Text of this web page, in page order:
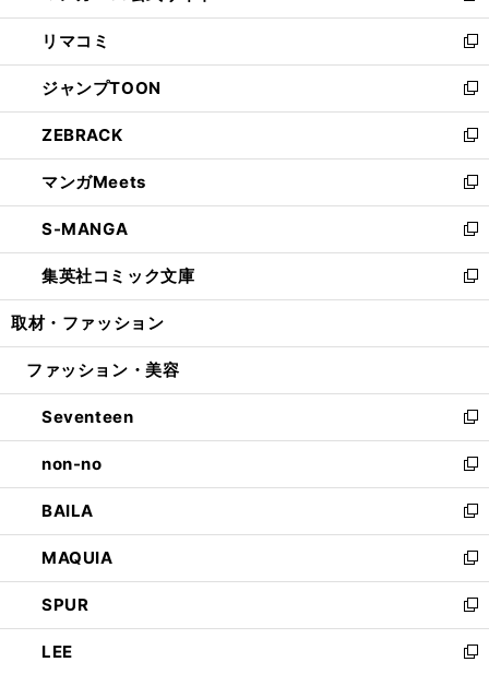
ウ
で
開
く
ン
ド
ウ
で
開
く
ウ
ィ
ン
ド
ウ
で
開
く
し
い
ウ
ィ
ン
ド
ウ
で
開
く
リマコミ
新
し
い
ウ
ィ
ン
ド
ウ
で
開
く
ジャンプTOON
新
し
い
ウ
ィ
ン
ド
ウ
で
開
ZEBRACK
新
し
い
ウ
ィ
ン
ド
ウ
開
マンガMeets
新
し
い
ウ
ィ
ン
ウ
開
く
S-MANGA
新
し
い
ウ
ン
ウ
で
開
く
集英社コミック文庫
新
し
ウ
ン
ド
ウ
で
開
く
取材・ファッション
ファッション・美容
Seventeen
新
し
い
ウ
ィ
ン
ド
ウ
で
開
く
non-no
新
し
い
ウ
ィ
ン
ド
ウ
で
BAILA
新
し
い
ウ
ィ
ン
ド
MAQUIA
新
し
い
ウ
ィ
SPUR
新
し
い
LEE
新